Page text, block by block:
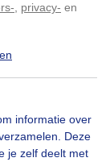
privacy- en
informatie over
Deze
je zelf deelt met